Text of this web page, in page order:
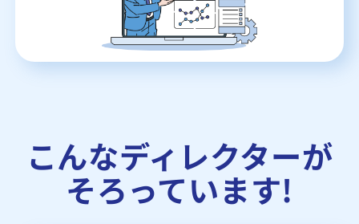
こんなディレクターが
そろっています!